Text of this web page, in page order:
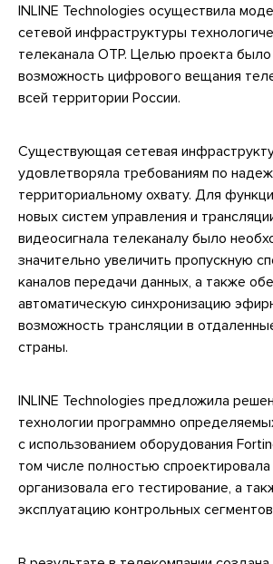
INLINE Technologies осуществила
сетевой инфраструктуры
телеканала ОТР. Целью проекта было
возможность цифрового вещания
всей территории России.
Существующая сетевая
удовлетворяла требованиям по
территориальному охвату. Для
новых систем управления и
видеосигнала телеканалу было
значительно увеличить пропускную
каналов передачи данных, а также
автоматическую синхронизацию
возможность трансляции в
страны.
INLINE Technologies предложила
технологии программно
с использованием оборудования
том числе полностью
организовала его тестирование, а
эксплуатацию контрольных